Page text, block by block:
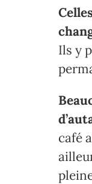
Ils y
café